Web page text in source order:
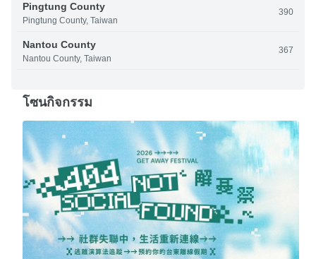
Pingtung County
Pingtung County, Taiwan
390
Nantou County
Nantou County, Taiwan
367
โซนกิจกรรม